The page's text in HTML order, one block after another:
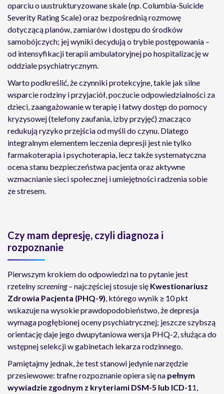
oparciu o uustrukturyzowane skale (np. Columbia-Suicide
Severity Rating Scale) oraz bezpośrednią rozmowę
dotyczącą planów, zamiarów i dostępu do środków
samobójczych; jej wyniki decydują o trybie postępowania –
od intensyfikacji terapii ambulatoryjnej po hospitalizację w
oddziale psychiatrycznym.
Warto podkreślić, że czynniki protekcyjne, takie jak silne
wsparcie rodziny i przyjaciół, poczucie odpowiedzialności za
dzieci, zaangażowanie w terapię i łatwy dostęp do pomocy
kryzysowej (telefony zaufania, izby przyjęć) znacząco
redukują ryzyko przejścia od myśli do czynu. Dlatego
integralnym elementem leczenia depresji jest nie tylko
farmakoterapia i psychoterapia, lecz także systematyczna
ocena stanu bezpieczeństwa pacjenta oraz aktywne
wzmacnianie sieci społecznej i umiejętności radzenia sobie
ze stresem.
Czy mam depresję, czyli diagnoza i
rozpoznanie
Pierwszym krokiem do odpowiedzi na to pytanie jest
rzetelnyscreening– najczęściej stosuje się Kwestionariusz
Zdrowia Pacjenta (PHQ-9), którego wynik ≥ 10 pkt
wskazuje na wysokie prawdopodobieństwo, że depresja
wymaga pogłębionej oceny psychiatrycznej; jeszcze szybszą
orientację daje jego dwupytaniowa wersja PHQ-2, służąca do
wstępnej selekcji w gabinetach lekarza rodzinnego.
Pamiętajmy jednak, że test stanowi jedynie narzędzie
przesiewowe: trafne rozpoznanie opiera się na pełnym
wywiadzie zgodnym z kryteriami DSM-5 lub ICD-11,